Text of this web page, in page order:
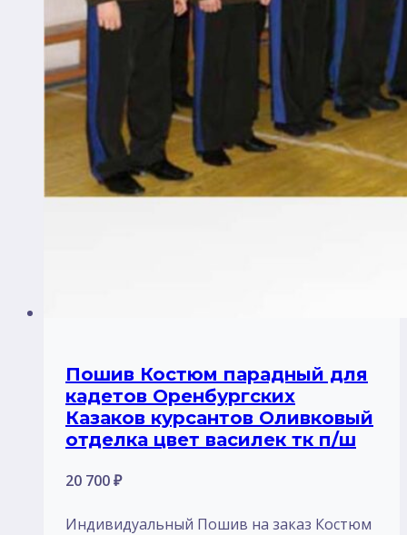
Пошив Костюм парадный для
кадетов Оренбургских
Казаков курсантов Оливковый
отделка цвет василек тк п/ш
20 700₽
Индивидуальный Пошив на заказ Костюм